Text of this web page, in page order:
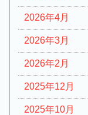
2026年4月
2026年3月
2026年2月
2025年12月
2025年10月